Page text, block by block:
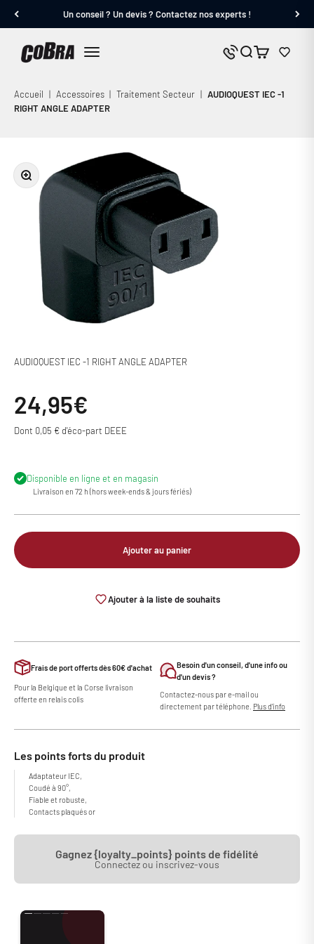
Un conseil ? Un devis ? Contactez nos experts !
Cobra.fr
Nous contacter
Panier
Accueil | Accessoires | Traitement Secteur | AUDIOQUEST IEC -1
RIGHT ANGLE ADAPTER
Zoomer sur l'image
AUDIOQUEST IEC -1 RIGHT ANGLE ADAPTER
Prix de vente
24,95€
Dont 0,05 € d'éco-part DEEE
Disponible en ligne et en magasin
Livraison en 72 h (hors week-ends & jours fériés)
Ajouter au panier
Ajouter à la liste de souhaits
Frais de port offerts dès 60€ d'achat
Pour la Belgique et la Corse livraison
offerte en relais colis
Besoin d'un conseil, d'une info ou
d'un devis ?
Contactez-nous par e-mail ou
directement par téléphone. Plus d'info
Les points forts du produit
Adaptateur IEC,
Coudé à 90°,
Fiable et robuste,
Contacts plaqués or
Gagnez {loyalty_points} points de fidélité
Connectez ou inscrivez-vous